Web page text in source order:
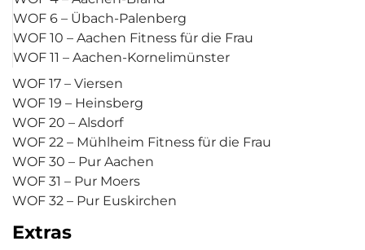
WOF 6 – Übach-Palenberg
WOF 10 – Aachen Fitness für die Frau
WOF 11 – Aachen-Kornelimünster
WOF 17 – Viersen
WOF 19 – Heinsberg
WOF 20 – Alsdorf
WOF 22 – Mühlheim Fitness für die Frau
WOF 30 – Pur Aachen
WOF 31 – Pur Moers
WOF 32 – Pur Euskirchen
Extras